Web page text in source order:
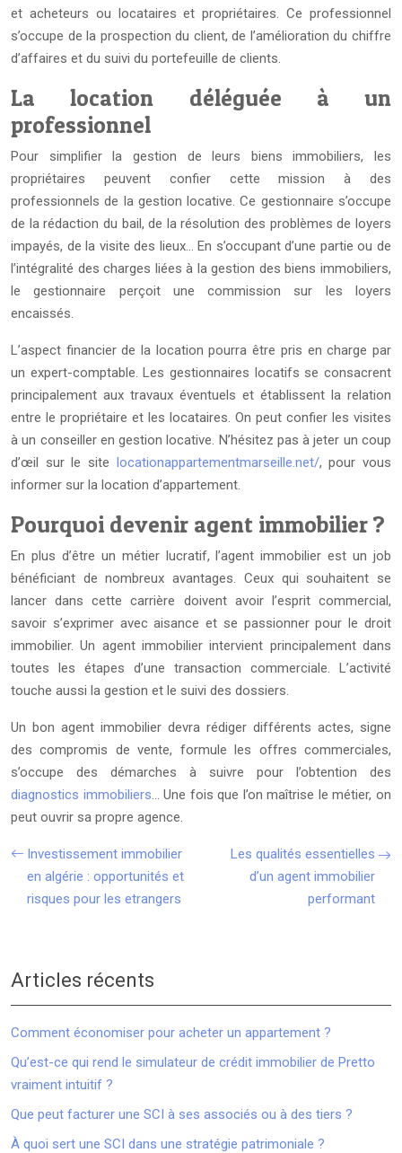
et acheteurs ou locataires et propriétaires. Ce professionnel
s’occupe de la prospection du client, de l’amélioration du chiffre
d’affaires et du suivi du portefeuille de clients.
La location déléguée à un
professionnel
Pour simplifier la gestion de leurs biens immobiliers, les
propriétaires peuvent confier cette mission à des
professionnels de la gestion locative. Ce gestionnaire s’occupe
de la rédaction du bail, de la résolution des problèmes de loyers
impayés, de la visite des lieux… En s’occupant d’une partie ou de
l’intégralité des charges liées à la gestion des biens immobiliers,
le gestionnaire perçoit une commission sur les loyers
encaissés.
L’aspect financier de la location pourra être pris en charge par
un expert-comptable. Les gestionnaires locatifs se consacrent
principalement aux travaux éventuels et établissent la relation
entre le propriétaire et les locataires. On peut confier les visites
à un conseiller en gestion locative. N’hésitez pas à jeter un coup
d’œil sur le site locationappartementmarseille.net/, pour vous
informer sur la location d’appartement.
Pourquoi devenir agent immobilier ?
En plus d’être un métier lucratif, l’agent immobilier est un job
bénéficiant de nombreux avantages. Ceux qui souhaitent se
lancer dans cette carrière doivent avoir l’esprit commercial,
savoir s’exprimer avec aisance et se passionner pour le droit
immobilier. Un agent immobilier intervient principalement dans
toutes les étapes d’une transaction commerciale. L’activité
touche aussi la gestion et le suivi des dossiers.
Un bon agent immobilier devra rédiger différents actes, signe
des compromis de vente, formule les offres commerciales,
s’occupe des démarches à suivre pour l’obtention des
diagnostics immobiliers… Une fois que l’on maîtrise le métier, on
peut ouvrir sa propre agence.
Investissement immobilier
en algérie : opportunités et
risques pour les etrangers
Les qualités essentielles
d’un agent immobilier
performant
Articles récents
Comment économiser pour acheter un appartement ?
Qu’est-ce qui rend le simulateur de crédit immobilier de Pretto
vraiment intuitif ?
Que peut facturer une SCI à ses associés ou à des tiers ?
À quoi sert une SCI dans une stratégie patrimoniale ?